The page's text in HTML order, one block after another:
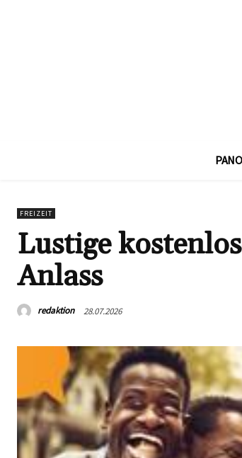
FREIZEIT
Lustige
Anlass
redaktion 28.07.2026